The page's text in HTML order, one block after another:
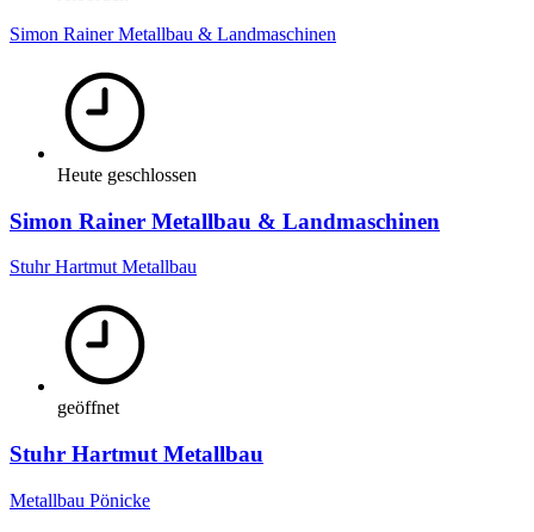
Simon Rainer Metallbau & Landmaschinen
Heute geschlossen
Simon Rainer Metallbau & Landmaschinen
Stuhr Hartmut Metallbau
geöffnet
Stuhr Hartmut Metallbau
Metallbau Pönicke